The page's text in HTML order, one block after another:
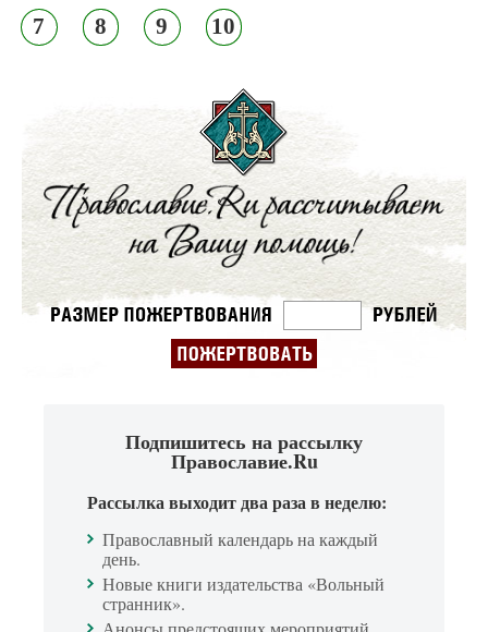
7 8 9 10
Подпишитесь на рассылку
Православие.Ru
Рассылка выходит два раза в неделю:
Православный календарь на каждый
день.
Новые книги издательства «Вольный
странник».